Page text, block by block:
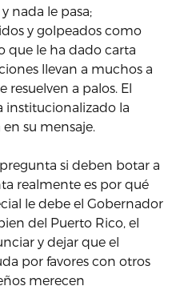
nada le pasa;
y golpeados como
que le ha dado carta
llevan a muchos a
resuelven a palos. El
institucionalizado la
en su mensaje.
si deben botar a
realmente es por qué
le debe el Gobernador
del Puerto Rico, el
y dejar que el
por favores con otros
merecen